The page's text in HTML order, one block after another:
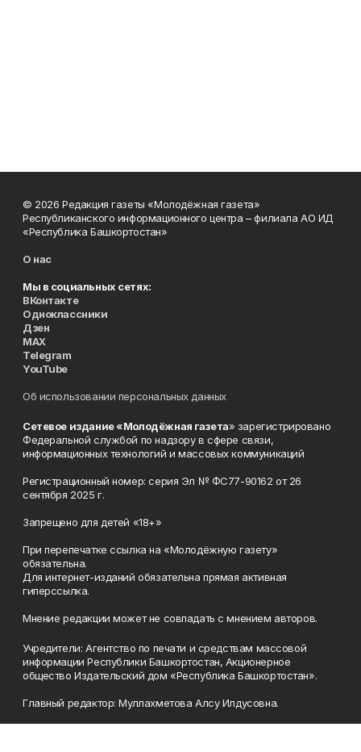
© 2026 Редакция газеты «Молодёжная газета»
Республиканского информационного центра – филиала АО ИД
«Республика Башкортостан»
О нас
Мы в социальных сетях:
ВКонтакте
Одноклассники
Дзен
MAX
Telegram
YouTube
Об использовании персональных данных
Сетевое издание «Молодёжная газета» зарегистрировано
Федеральной службой по надзору в сфере связи,
информационных технологий и массовых коммуникаций
Регистрационный номер: серия Эл № ФС77-90162 от 26
сентября 2025 г.
Запрещено для детей «18+»
При перепечатке ссылка на «Молодёжную газету»
обязательна.
Для интернет-изданий обязательна прямая активная
гиперссылка.
Мнение редакции может не совпадать с мнением авторов.
Учредители: Агентство по печати и средствам массовой
информации Республики Башкортостан, Акционерное
общество Издательский дом «Республика Башкортостан».
Главный редактор: Муллахметова Алсу Илдусовна.